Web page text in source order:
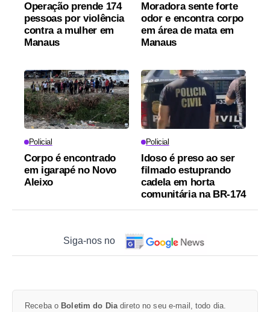
Operação prende 174
pessoas por violência
contra a mulher em
Manaus
Moradora sente forte
odor e encontra corpo
em área de mata em
Manaus
Policial
Corpo é encontrado
em igarapé no Novo
Aleixo
Policial
Idoso é preso ao ser
filmado estuprando
cadela em horta
comunitária na BR-174
Siga-nos no
Receba o Boletim do Dia direto no seu e-mail, todo dia.